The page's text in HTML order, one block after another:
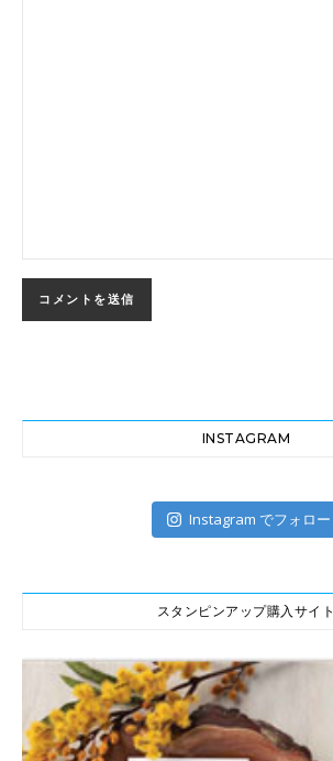
INSTAGRAM
Instagram でフォロー
スタンピンアップ購入サイト